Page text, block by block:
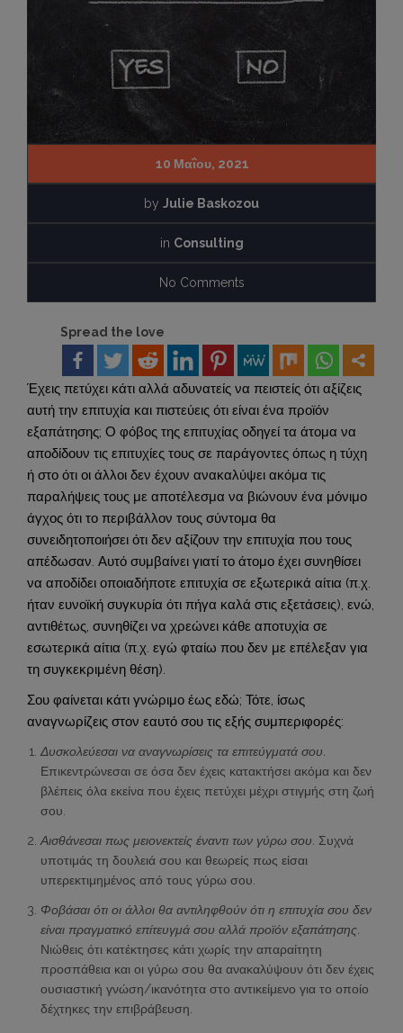
10 Μαΐου, 2021
by Julie Baskozou
in Consulting
No Comments
Spread the love
Έχεις πετύχει κάτι αλλά αδυνατείς να πειστείς ότι αξίζεις
αυτή την επιτυχία και πιστεύεις ότι είναι ένα προϊόν
εξαπάτησης; Ο φόβος της επιτυχίας οδηγεί τα άτομα να
αποδίδουν τις επιτυχίες τους σε παράγοντες όπως η τύχη
ή στο ότι οι άλλοι δεν έχουν ανακαλύψει ακόμα τις
παραλήψεις τους με αποτέλεσμα να βιώνουν ένα μόνιμο
άγχος ότι το περιβάλλον τους σύντομα θα
συνειδητοποιήσει ότι δεν αξίζουν την επιτυχία που τους
απέδωσαν. Αυτό συμβαίνει γιατί το άτομο έχει συνηθίσει
να αποδίδει οποιαδήποτε επιτυχία σε εξωτερικά αίτια (π.χ.
ήταν ευνοϊκή συγκυρία ότι πήγα καλά στις εξετάσεις), ενώ,
αντιθέτως, συνηθίζει να χρεώνει κάθε αποτυχία σε
εσωτερικά αίτια (π.χ. εγώ φταίω που δεν με επέλεξαν για
τη συγκεκριμένη θέση).
Σου φαίνεται κάτι γνώριμο έως εδώ; Τότε, ίσως
αναγνωρίζεις στον εαυτό σου τις εξής συμπεριφορές:
Δυσκολεύεσαι να αναγνωρίσεις τα επιτεύγματά σου.
Επικεντρώνεσαι σε όσα δεν έχεις κατακτήσει ακόμα και δεν
βλέπεις όλα εκείνα που έχεις πετύχει μέχρι στιγμής στη ζωή
σου.
Αισθάνεσαι πως μειονεκτείς έναντι των γύρω σου. Συχνά
υποτιμάς τη δουλειά σου και θεωρείς πως είσαι
υπερεκτιμημένος από τους γύρω σου.
Φοβάσαι ότι οι άλλοι θα αντιληφθούν ότι η επιτυχία σου δεν
είναι πραγματικό επίτευγμά σου αλλά προϊόν εξαπάτησης.
Νιώθεις ότι κατέκτησες κάτι χωρίς την απαραίτητη
προσπάθεια και οι γύρω σου θα ανακαλύψουν ότι δεν έχεις
ουσιαστική γνώση/ικανότητα στο αντικείμενο για το οποίο
δέχτηκες την επιβράβευση.